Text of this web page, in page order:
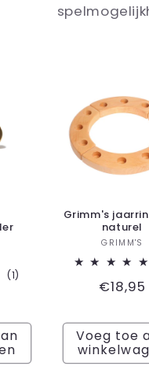
(1)
Grimm's
naturel
GRIMM'S
€18,95
Voeg toe